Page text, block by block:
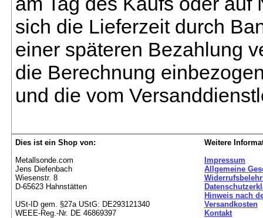
sich die Lieferzeit durch
einer späteren Bezahlung
die Berechnung
und die vom
Dies ist ein Shop von:
Metallsonde.com
Jens Diefenbach
Wiesenstr. 8
D-65623 Hahnstätten
USt-ID gem. §27a UStG: DE293121340
WEEE-Reg.-Nr. DE 46869397
Weitere
Impressum
Allgemeine
Hinweis nach
Versandkosten
Kontakt